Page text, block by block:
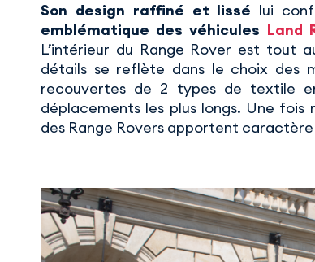
Son design raffiné et lissé lui
emblématique des véhicules Land
L’intérieur du Range Rover est tout
détails se reflète dans le choix des
recouvertes de 2 types de textile
déplacements les plus longs. Une fois
des Range Rovers apportent